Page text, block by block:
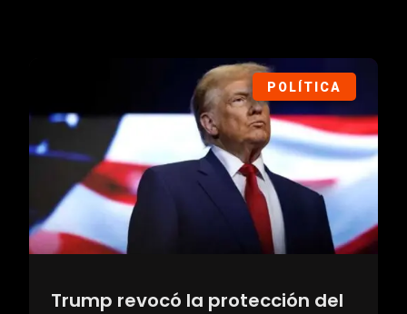
POLÍTICA
Trump revocó la protección del